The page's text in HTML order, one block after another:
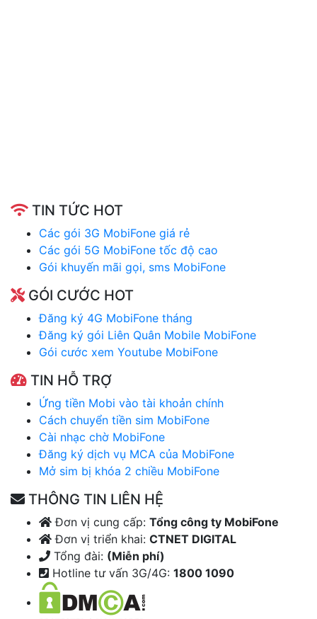
TIN TỨC HOT
Các gói 3G MobiFone giá rẻ
Các gói 5G MobiFone tốc độ cao
Gói khuyến mãi gọi, sms MobiFone
GÓI CƯỚC HOT
Đăng ký 4G MobiFone tháng
Đăng ký gói Liên Quân Mobile MobiFone
Gói cước xem Youtube MobiFone
TIN HỖ TRỢ
Ứng tiền Mobi vào tài khoản chính
Cách chuyển tiền sim MobiFone
Cài nhạc chờ MobiFone
Đăng ký dịch vụ MCA của MobiFone
Mở sim bị khóa 2 chiều MobiFone
THÔNG TIN LIÊN HỆ
Đơn vị cung cấp: Tổng công ty MobiFone
Đơn vị triển khai: CTNET DIGITAL
Tổng đài: (Miễn phí)
Hotline tư vấn 3G/4G: 1800 1090